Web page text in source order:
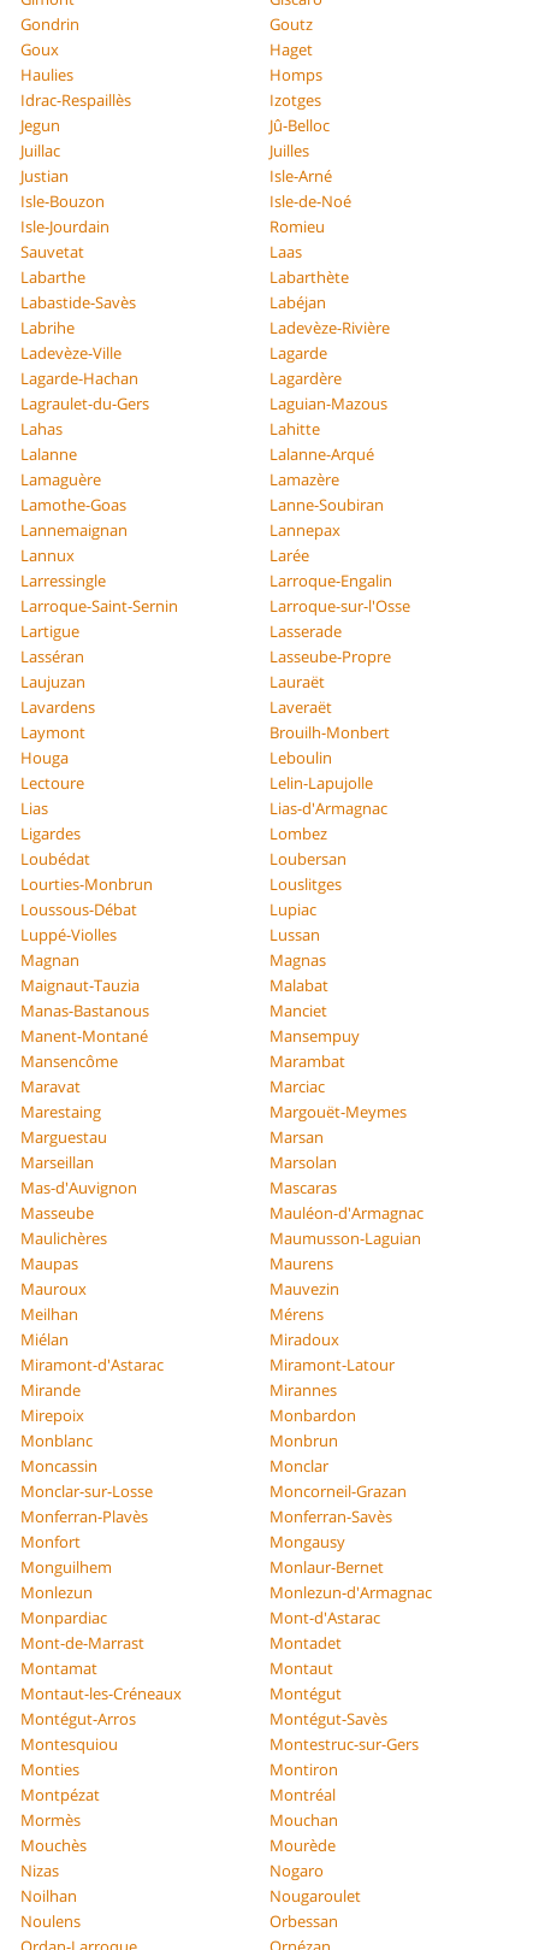
Gondrin
Goutz
Goux
Haget
Haulies
Homps
Idrac-Respaillès
Izotges
Jegun
Jû-Belloc
Juillac
Juilles
Justian
Isle-Arné
Isle-Bouzon
Isle-de-Noé
Isle-Jourdain
Romieu
Sauvetat
Laas
Labarthe
Labarthète
Labastide-Savès
Labéjan
Labrihe
Ladevèze-Rivière
Ladevèze-Ville
Lagarde
Lagarde-Hachan
Lagardère
Lagraulet-du-Gers
Laguian-Mazous
Lahas
Lahitte
Lalanne
Lalanne-Arqué
Lamaguère
Lamazère
Lamothe-Goas
Lanne-Soubiran
Lannemaignan
Lannepax
Lannux
Larée
Larressingle
Larroque-Engalin
Larroque-Saint-Sernin
Larroque-sur-l'Osse
Lartigue
Lasserade
Lasséran
Lasseube-Propre
Laujuzan
Lauraët
Lavardens
Laveraët
Laymont
Brouilh-Monbert
Houga
Leboulin
Lectoure
Lelin-Lapujolle
Lias
Lias-d'Armagnac
Ligardes
Lombez
Loubédat
Loubersan
Lourties-Monbrun
Louslitges
Loussous-Débat
Lupiac
Luppé-Violles
Lussan
Magnan
Magnas
Maignaut-Tauzia
Malabat
Manas-Bastanous
Manciet
Manent-Montané
Mansempuy
Mansencôme
Marambat
Maravat
Marciac
Marestaing
Margouët-Meymes
Marguestau
Marsan
Marseillan
Marsolan
Mas-d'Auvignon
Mascaras
Masseube
Mauléon-d'Armagnac
Maulichères
Maumusson-Laguian
Maupas
Maurens
Mauroux
Mauvezin
Meilhan
Mérens
Miélan
Miradoux
Miramont-d'Astarac
Miramont-Latour
Mirande
Mirannes
Mirepoix
Monbardon
Monblanc
Monbrun
Moncassin
Monclar
Monclar-sur-Losse
Moncorneil-Grazan
Monferran-Plavès
Monferran-Savès
Monfort
Mongausy
Monguilhem
Monlaur-Bernet
Monlezun
Monlezun-d'Armagnac
Monpardiac
Mont-d'Astarac
Mont-de-Marrast
Montadet
Montamat
Montaut
Montaut-les-Créneaux
Montégut
Montégut-Arros
Montégut-Savès
Montesquiou
Montestruc-sur-Gers
Monties
Montiron
Montpézat
Montréal
Mormès
Mouchan
Mouchès
Mourède
Nizas
Nogaro
Noilhan
Nougaroulet
Noulens
Orbessan